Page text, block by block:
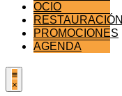
OCIO
RESTAURACIÓN
PROMOCIONES
AGENDA